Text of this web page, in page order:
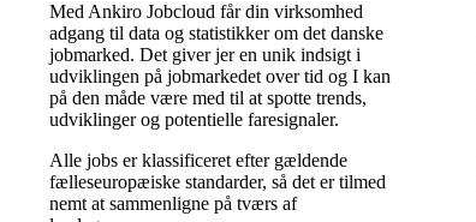
Med Ankiro Jobcloud får din virksomhed
adgang til data og statistikker om det danske
jobmarked. Det giver jer en unik indsigt i
udviklingen på jobmarkedet over tid og I kan
på den måde være med til at spotte trends,
udviklinger og potentielle faresignaler.
Alle jobs er klassificeret efter gældende
fælleseuropæiske standarder, så det er tilmed
nemt at sammenligne på tværs af